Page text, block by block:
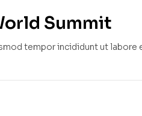
Summit
tempor incididunt ut labore